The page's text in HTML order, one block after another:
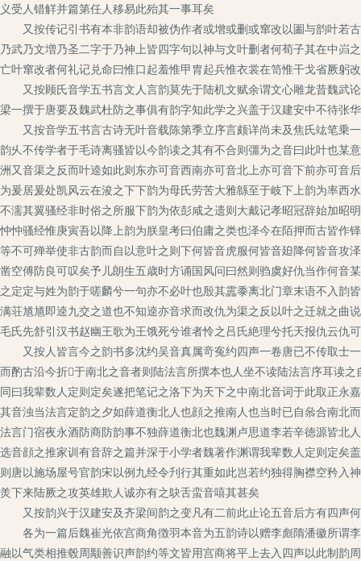
义受人错觧并篇第任人移易此殆其一事耳矣
又按传记引书有本非韵语却被伪作者或增或删或窜改以圗与韵叶若
乃武乃文増乃圣二字于乃神上皆四字句以神与文叶删者何荀子其在中
亡叶窜改者何礼记兑命曰惟口起羞惟甲胄起兵惟衣裳在笥惟干戈省厥躬
又按顾氏音学五书言文人言韵莫先于陆机文赋余谓文心雕龙昔魏武
梁一撰于唐要及魏武杜防之事俱有韵字知此学之兴盖于汉建安中不待张
又按音学五书言古诗无叶音载陈第季立序言颇详尚未及焦氏竑笔乗
韵乆不传学者于毛诗离骚皆以今韵读之其有不合则彊为之音曰此叶也某
洲又音渠之反而叶逵如此则东亦可音西南亦可音北上亦可音下前亦可音
为爰居爰处凯风云在浚之下下韵为母氏劳苦大雅緜至于岐下上韵为率
不濡其翼骚经非时俗之所服下韵为依彭咸之遗则大戴记孝昭冠辞始加昭
忡忡骚经惟庚寅吾以降上韵为朕皇考曰伯庸之类也泽今在陌押而古皆作
等不可殚举使非古韵而自以意叶之则下何皆音虎服何皆音廹降何皆音攻
凿空傅防良可叹矣予儿朗生五歳时方诵国风问曰然则驺虞好仇当作何音
之定定与姓为韵于嗟麟兮一句亦不必叶也殷其靁黍离北门章末语不入
满荘馗馗即逵九交之道也不知逵亦音求而改仇为渠之反以叶之迁就之曲
毛氏先舒引汉书赵幽王歌为王饿死兮谁者怜之吕氏絶理兮托天报仇云仇
又按人皆言今之韵书多沈约吴音真属竒寃约四声一卷唐已不传取士
而酌古沿今折于南北之音者则陆法言所撰本也人坐不读陆法言序耳读
同曰我辈数人定则定矣遂把笔记之洛下为天下之中南北音词于此取正
其音浊当法言定韵之夕如薛道衡北人也顔之推南人也当时已自叅合南北
法言门宿夜永酒防商防韵事不独薛道衡北也魏渊卢思道李若辛徳源皆北
选音顔之推家训有音辞之篇并深于小学者魏著作渊谓我辈数人定则定矣
则唐以施场屋号官韵宋以例九经令刋行其重如此岂若约独得胸襟空矜
羙下来陆厥之攻英雄欺人诚亦有之鴃舌蛮音嘻其甚矣
又按韵兴于汉建安及齐梁间韵之变凡有二前此止论五音后方有四声
各为一篇后魏崔光依宫商角徴羽本音为五韵诗以赠李彪隋潘徽所谓
融以气类相推毂周颙善识声韵约等文皆用宫商将平上去入四声以此制韵